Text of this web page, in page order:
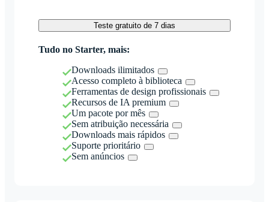
Teste gratuito de 7 dias
Tudo no Starter, mais:
Downloads ilimitados
Acesso completo à biblioteca
Ferramentas de design profissionais
Recursos de IA premium
Um pacote por mês
Sem atribuição necessária
Downloads mais rápidos
Suporte prioritário
Sem anúncios